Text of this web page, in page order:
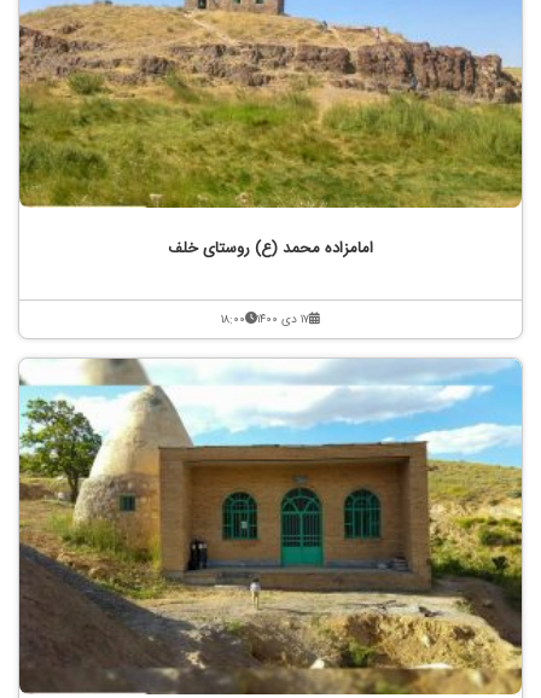
امامزاده محمد (ع) روستای خلف
۱۷ دی ۱۴۰۰ ۱۸:۰۰